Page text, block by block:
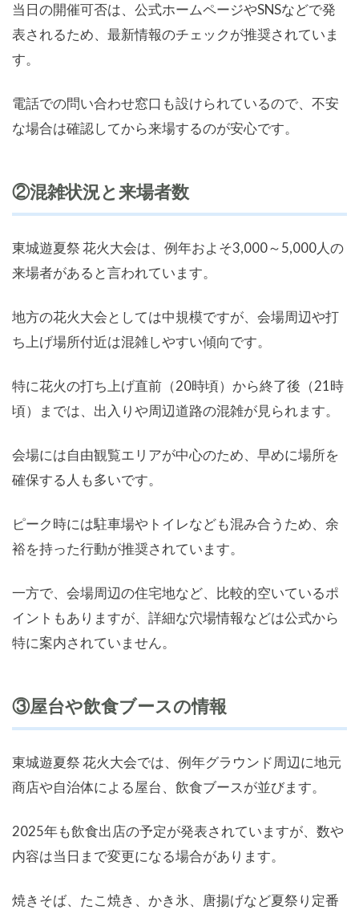
当日の開催可否は、公式ホームページやSNSなどで発
表されるため、最新情報のチェックが推奨されていま
す。
電話での問い合わせ窓口も設けられているので、不安
な場合は確認してから来場するのが安心です。
②混雑状況と来場者数
東城遊夏祭 花火大会は、例年およそ3,000～5,000人の
来場者があると言われています。
地方の花火大会としては中規模ですが、会場周辺や打
ち上げ場所付近は混雑しやすい傾向です。
特に花火の打ち上げ直前（20時頃）から終了後（21時
頃）までは、出入りや周辺道路の混雑が見られます。
会場には自由観覧エリアが中心のため、早めに場所を
確保する人も多いです。
ピーク時には駐車場やトイレなども混み合うため、余
裕を持った行動が推奨されています。
一方で、会場周辺の住宅地など、比較的空いているポ
イントもありますが、詳細な穴場情報などは公式から
特に案内されていません。
③屋台や飲食ブースの情報
東城遊夏祭 花火大会では、例年グラウンド周辺に地元
商店や自治体による屋台、飲食ブースが並びます。
2025年も飲食出店の予定が発表されていますが、数や
内容は当日まで変更になる場合があります。
焼きそば、たこ焼き、かき氷、唐揚げなど夏祭り定番